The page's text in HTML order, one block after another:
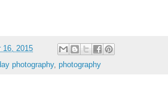
16, 2015
photography, photography